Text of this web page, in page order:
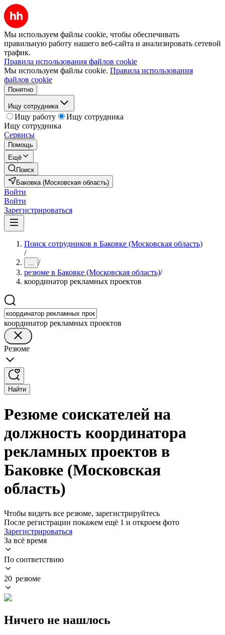
Мы используем файлы cookie, чтобы обеспечивать
правильную работу нашего веб-сайта и анализировать сетевой
трафик.
Правила использования файлов cookie
Мы используем файлы cookie. Правила использования
файлов cookie
Понятно
Ищу сотрудника
Ищу работу
Ищу сотрудника
Ищу сотрудника
Сервисы
Помощь
Ещё
Поиск
Баковка (Московская область)
Войти
Войти
Зарегистрироваться
Поиск сотрудников в Баковке (Московская область)
/
... /
резюме в Баковке (Московская область)/
координатор рекламных проектов
координатор рекламных проектов
Резюме
Найти
Резюме соискателей на
должность координатора
рекламных проектов в
Баковке (Московская
область)
Чтобы видеть все резюме, зарегистрируйтесь
После регистрации покажем ещё 1 и откроем фото
Зарегистрироваться
За всё время
По соответствию
20 резюме
Ничего не нашлось